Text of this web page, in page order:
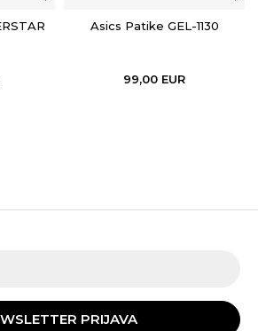
Asics Patike GEL-1130
99,00 EUR
PRIJAVA